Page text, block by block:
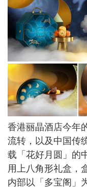
香港丽晶酒店今年
流转，以及中国传
载「花好月圆」的
用上八角形礼盒，
内部以「多宝阁」